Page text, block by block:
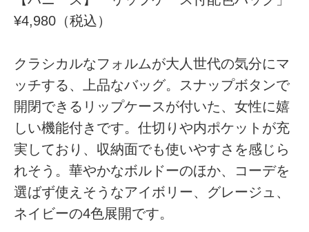
¥4,980（税込）
クラシカルなフォルムが大人世代の気分にマ
ッチする、上品なバッグ。スナップボタンで
開閉できるリップケースが付いた、女性に嬉
しい機能付きです。仕切りや内ポケットが充
実しており、収納面でも使いやすさを感じら
れそう。華やかなボルドーのほか、コーデを
選ばず使えそうなアイボリー、グレージュ、
ネイビーの4色展開です。